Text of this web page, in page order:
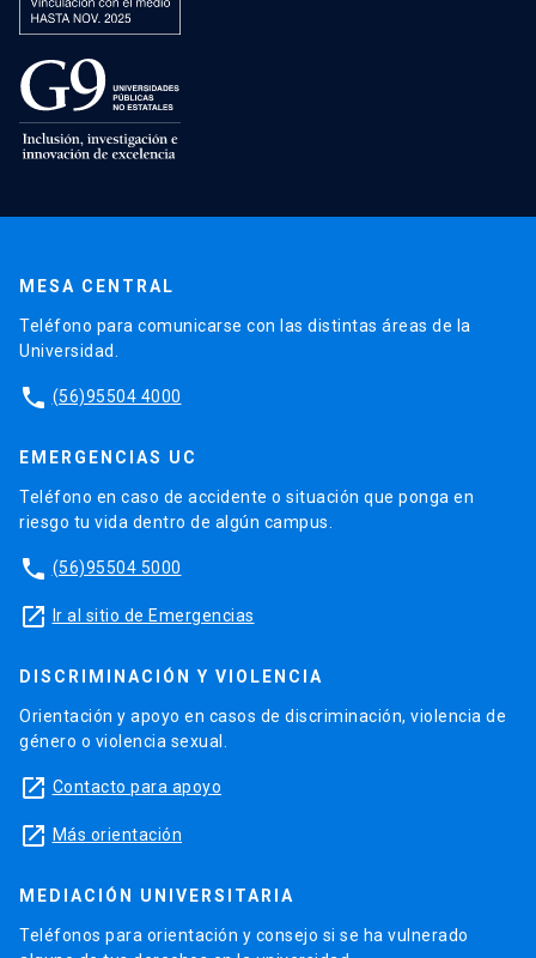
MESA CENTRAL
Teléfono para comunicarse con las distintas áreas de la
Universidad.
phone (56)95504 4000
EMERGENCIAS UC
Teléfono en caso de accidente o situación que ponga en
riesgo tu vida dentro de algún campus.
phone (56)95504 5000
launch Ir al sitio de Emergencias
DISCRIMINACIÓN Y VIOLENCIA
Orientación y apoyo en casos de discriminación, violencia de
género o violencia sexual.
launch Contacto para apoyo
launch Más orientación
MEDIACIÓN UNIVERSITARIA
Teléfonos para orientación y consejo si se ha vulnerado